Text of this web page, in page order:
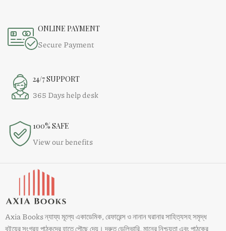
ONLINE PAYMENT
Secure Payment
24/7 SUPPORT
365 Days help desk
100% SAFE
View our benefits
Axia Books ন্যায্য মূল্যে একাডেমিক, রেফারেন্স ও নানান ঘরানার সাহিত্যসহ সমৃদ্ধ
বইয়ের সংগ্রহ পাঠকদের হাতে পৌছে দেয়। দ্রুত ডেলিভারি, মানের নিশ্চয়তা এবং পাঠকের